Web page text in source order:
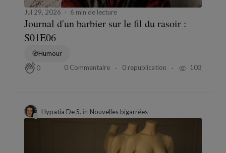
Jul 29, 2026 6 min de lecture
Journal d'un barbier sur le fil du rasoir :
S01E06
Humour
0
0 Commentaire 0 republication 103
Hypatia De S. in Nouvelles bigarrées